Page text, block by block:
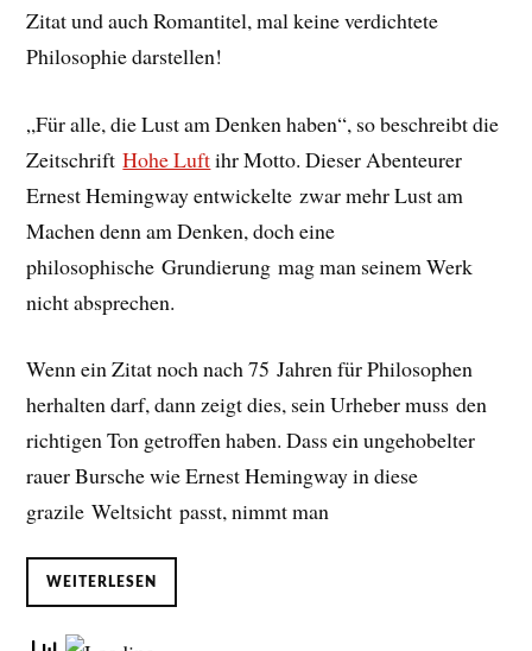
Zitat und auch Romantitel, mal keine verdichtete
Philosophie darstellen!
„Für alle, die Lust am Denken haben“, so beschreibt die
ZeitschriftHohe Luftihr Motto. Dieser Abenteurer
Ernest Hemingway entwickelte zwar mehr Lust am
Machen denn am Denken, doch eine
philosophische Grundierung mag man seinem Werk
nicht absprechen.
Wenn ein Zitat noch nach 75 Jahren für Philosophen
herhalten darf, dann zeigt dies, sein Urheber muss den
richtigen Ton getroffen haben. Dass ein ungehobelter
rauer Bursche wie Ernest Hemingway in diese
grazile Weltsicht passt, nimmt man
WEITERLESEN